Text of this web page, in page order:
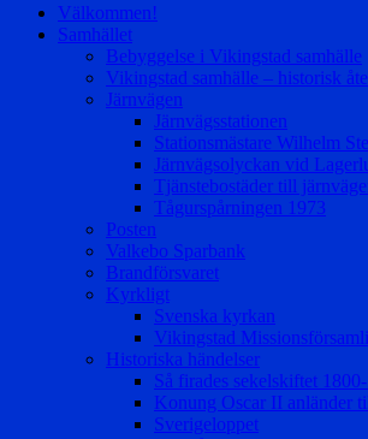
Välkommen!
Samhället
Bebyggelse i Vikingstad samhälle
Vikingstad samhälle – historisk
Järnvägen
Järnvägsstationen
Stationsmästare Wilhelm
Järnvägsolyckan vid
Tjänstebostäder till
Tågurspårningen 1973
Posten
Valkebo Sparbank
Brandförsvaret
Kyrkligt
Svenska kyrkan
Vikingstad
Historiska händelser
Så firades sekelskiftet
Konung Oscar II anländer
Sverigeloppet